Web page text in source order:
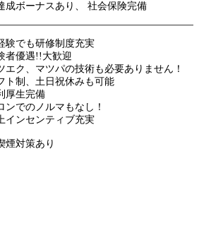
成ボーナスあり、
社会保険完備
験でも研修制度充実
者優遇!!大歓迎
エク、マツパの技術も必要ありません！
ト制、土日祝休みも可能
厚生完備
ンでのノルマもなし！
インセンティブ充実
煙対策あり